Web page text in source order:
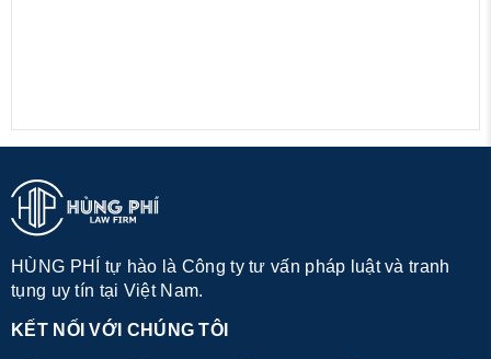
HÙNG PHÍ tự hào là Công ty tư vấn pháp luật và tranh
tụng uy tín tại Việt Nam.
KẾT NỐI VỚI CHÚNG TÔI